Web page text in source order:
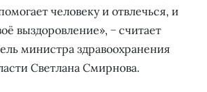
человеку и отвлечься, и
выздоровление», − считает
министра здравоохранения
Светлана Смирнова.